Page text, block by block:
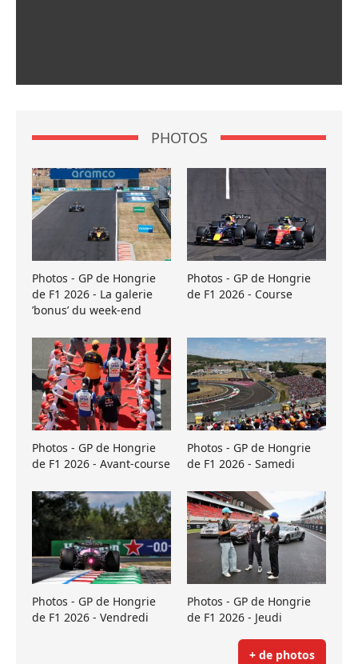
PHOTOS
Photos - GP de Hongrie
de F1 2026 - La galerie
’bonus’ du week-end
Photos - GP de Hongrie
de F1 2026 - Course
Photos - GP de Hongrie
de F1 2026 - Avant-course
Photos - GP de Hongrie
de F1 2026 - Samedi
Photos - GP de Hongrie
de F1 2026 - Vendredi
Photos - GP de Hongrie
de F1 2026 - Jeudi
+ de photos